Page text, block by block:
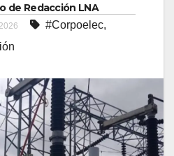
de Redacción LNA
#Corpoelec,